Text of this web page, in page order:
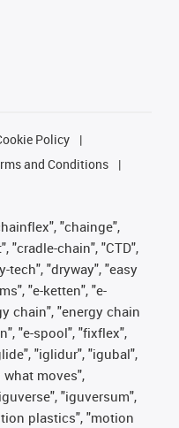
Policy
and Conditions
"chainge",
"cradle-chain", "CTD",
tech", "dryway", "easy
"e-ketten", "e-
chain", "energy chain
"e-spool", "fixflex",
"iglidur", "igubal",
moves",
"iguversum",
plastics", "motion